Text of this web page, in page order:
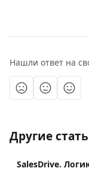
Нашли ответ на
Другие
SalesDrive.